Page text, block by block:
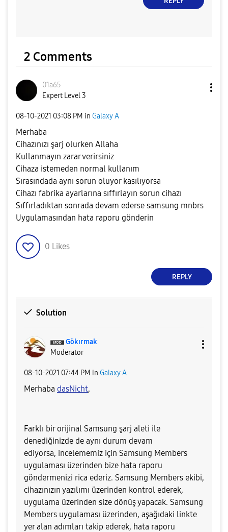
2 Comments
01a65
Expert Level 3
‎08-10-2021 03:08 PM in Galaxy A
Merhaba
Cihazınızı şarj olurken Allaha
Kullanmayın zarar verirsiniz
Cihaza istemeden normal kullanım
Sırasındada aynı sorun oluyor kasılıyorsa
Cihazı fabrika ayarlarına sıffırlayın sorun cihazı
Sıffırladıktan sonrada devam ederse samsung mnbrs
Uygulamasından hata raporu gönderin
0 Likes
REPLY
Solution
Gökırmak
Moderator
‎08-10-2021 07:44 PM in Galaxy A
Merhaba dasNicht,
Farklı bir orijinal Samsung şarj aleti ile
denediğinizde de aynı durum devam
ediyorsa, incelememiz için Samsung Members
uygulaması üzerinden bize hata raporu
göndermenizi rica ederiz. Samsung Members ekibi,
cihazınızın yazılımı üzerinden kontrol ederek,
uygulama üzerinden size dönüş yapacak. Samsung
Members uygulaması üzerinden, aşağıdaki linkte
yer alan adımları takip ederek, hata raporu